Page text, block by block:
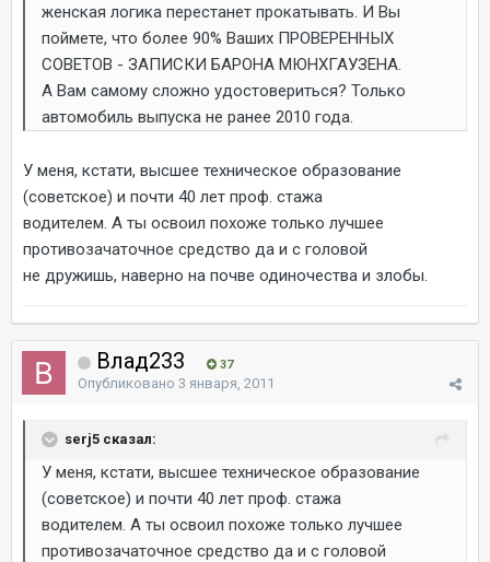
женская логика перестанет прокатывать. И Вы
поймете, что более 90% Ваших ПРОВЕРЕННЫХ
СОВЕТОВ - ЗАПИСКИ БАРОНА МЮНХГАУЗЕНА.
А Вам самому сложно удостовериться? Только
автомобиль выпуска не ранее 2010 года.
У меня, кстати, высшее техническое образование
(советское) и почти 40 лет проф. стажа
водителем. А ты освоил похоже только лучшее
противозачаточное средство да и с головой
не дружишь, наверно на почве одиночества и злобы.
Влад233 37
Опубликовано 3 января, 2011
serj5 сказал:
У меня, кстати, высшее техническое образование
(советское) и почти 40 лет проф. стажа
водителем. А ты освоил похоже только лучшее
противозачаточное средство да и с головой